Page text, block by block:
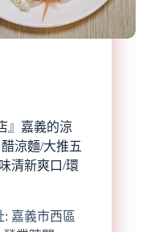
』嘉義的涼
涼麵/大推五
清新爽口/環
: 嘉義市西區